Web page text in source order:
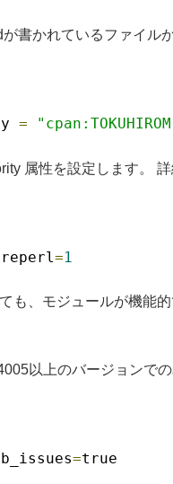
書かれているファイル
=
属性を設定します。 詳
=1
も、モジュールが機能
以上のバージョンでの
=true